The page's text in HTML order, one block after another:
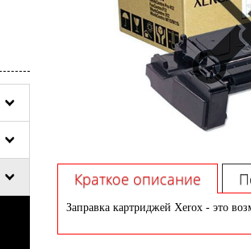
Краткое описание
Заправка картриджей Xerox - это